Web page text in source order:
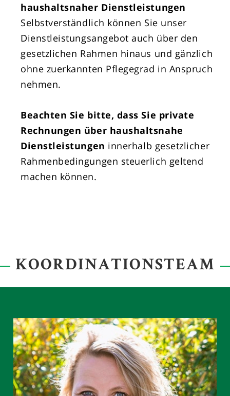
haushaltsnaher Dienstleistungen
Selbstverständlich können Sie unser
Dienstleistungsangebot auch über den
gesetzlichen Rahmen hinaus und gänzlich
ohne zuerkannten Pflegegrad in Anspruch
nehmen.
Beachten Sie bitte, dass Sie private
Rechnungen über haushaltsnahe
Dienstleistungen innerhalb gesetzlicher
Rahmenbedingungen steuerlich geltend
machen können.
KOORDINATIONSTEAM